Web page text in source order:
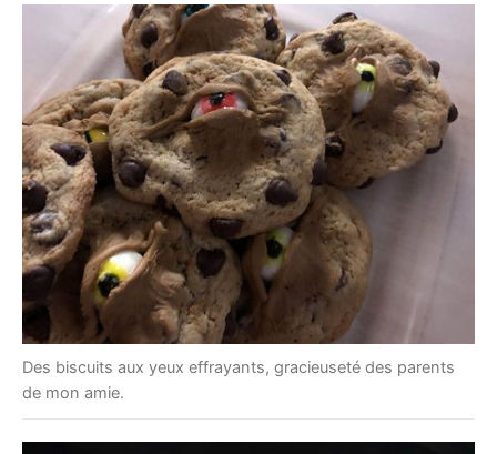
Des biscuits aux yeux effrayants, gracieuseté des parents
de mon amie.